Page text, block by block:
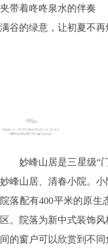
夹带着咚咚泉水的伴奏
满谷的绿意，让初夏不再
妙峰山居
妙峰山居是三星级“门
妙峰山居、清春小院。小
院落配有400平米的原
区。院落为新中式装饰
间的窗户可以欣赏到不同